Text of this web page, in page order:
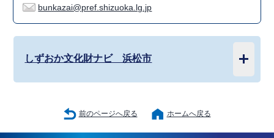
bunkazai@pref.shizuoka.lg.jp
しずおか文化財ナビ 浜松市
前のページへ戻る ホームへ戻る